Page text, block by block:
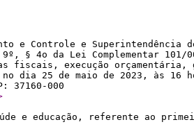
e Controle e Superintendência
§ 4o da Lei Complementar
metas fiscais, execução
25 de maio de 2023, às 16
37160-000
e educação, referente ao